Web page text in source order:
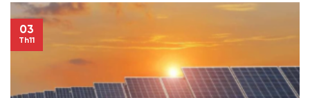
03
Th11